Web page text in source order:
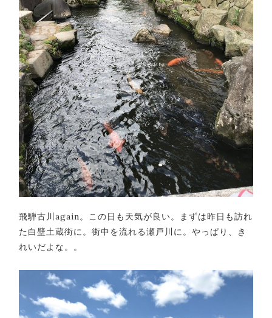
飛騨古川again。この日も天気が良い。まずは昨日も訪れ
た白壁土蔵街に。街中を流れる瀬戸川に。やっぱり、き
れいだよな。。